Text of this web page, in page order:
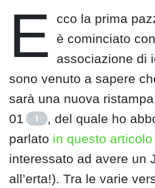
E
cco la prima
è cominciato
associazione di
sono venuto a sapere
sarà una nuova
01
1
, del quale ho
parlato in questo articolo
interessato ad avere un
all’erta!). Tra le varie